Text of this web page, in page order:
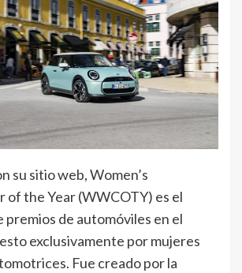
su sitio web, Women’s
of the Year (WWCOTY) es el
premios de automóviles en el
exclusivamente por mujeres
Fue creado por la